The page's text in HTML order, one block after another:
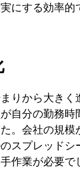
にする効率
りから大き
自分の勤務
。会社の規
スプレッド
作業が必要で